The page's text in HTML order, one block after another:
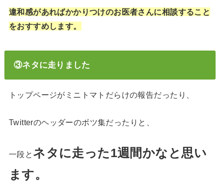
違和感があればかかりつけのお医者さんに相談すること
をおすすめします。
③ネタに走りました
トップページがミニトマトだらけの報告だったり、
Twitterのヘッダーのボツ集だったりと、
一段と ネタに走った1週間かなと思い
ます。